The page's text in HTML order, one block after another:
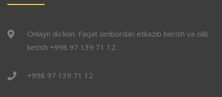
Onlayn do’kon. Faqat ombordan etkazib berish va olib
ketish +998 97 139 71 12.
+998 97 139 71 12